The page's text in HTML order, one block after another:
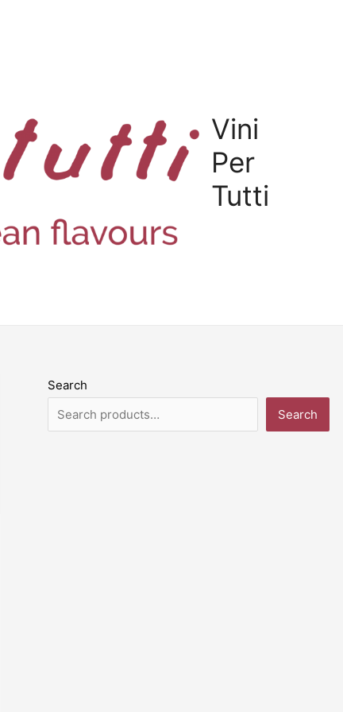
Vini
Per
Tutti
Search
Search